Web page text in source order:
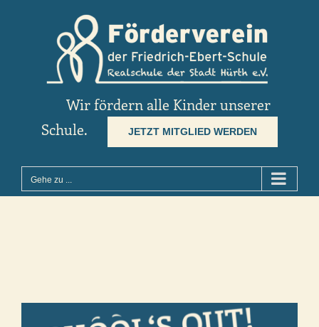
Wir fördern alle Kinder unserer
Schule.
JETZT MITGLIED WERDEN
Gehe zu ...